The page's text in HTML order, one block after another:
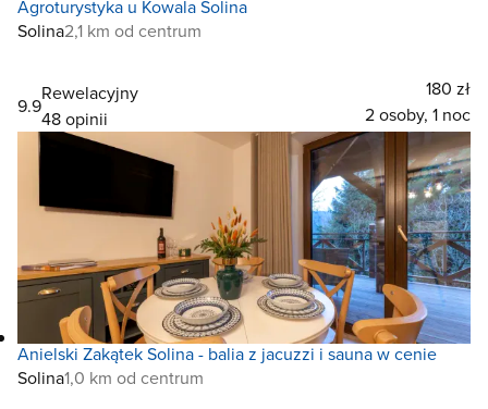
Agroturystyka u Kowala Solina
Solina2,1 km od centrum
9.9
Rewelacyjny
48 opinii
180 zł
2 osoby, 1 noc
Anielski Zakątek Solina - balia z jacuzzi i sauna w cenie
Solina1,0 km od centrum